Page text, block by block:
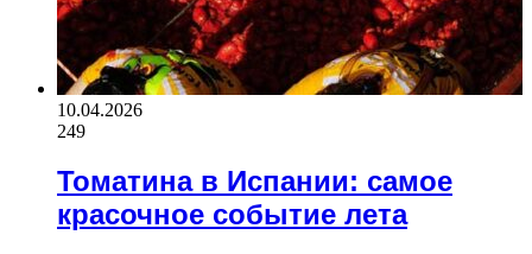
10.04.2026
249
Томатина в Испании: самое
красочное событие лета